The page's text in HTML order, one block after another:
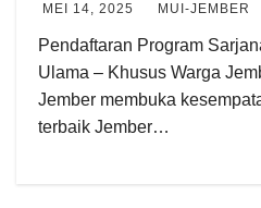
MEI 14, 2025 MUI-JEMBER
Pendaftaran Program
Ulama – Khusus Warga
Jember membuka
terbaik Jember…